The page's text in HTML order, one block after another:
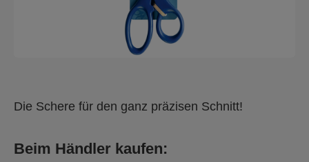
Die Schere für den ganz präzisen Schnitt!
Beim Händler kaufen: